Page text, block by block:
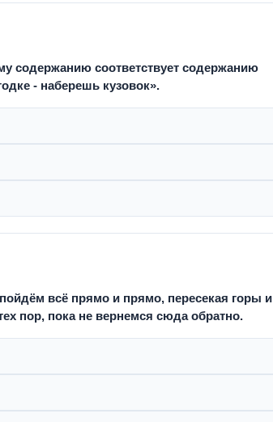
содержанию соответствует содержанию
- наберешь кузовок».
всё прямо и прямо, пересекая горы и
пор, пока не вернемся сюда обратно.